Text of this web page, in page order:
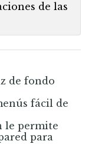
de las
de fondo
fácil de
le permite
para